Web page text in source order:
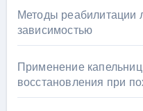
Методы реабилитации
зависимостью
Применение
восстановления при